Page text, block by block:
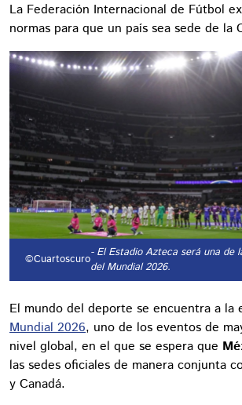
La Federación Internacional de Fútbol
normas para que un país sea sede de la
©Cuartoscuro- El Estadio Azteca será una de
del Mundial 2026.
El mundo del deporte se encuentra a la
Mundial 2026, uno de los eventos de
nivel global, en el que se espera que
las sedes oficiales de manera conjunta
y Canadá.